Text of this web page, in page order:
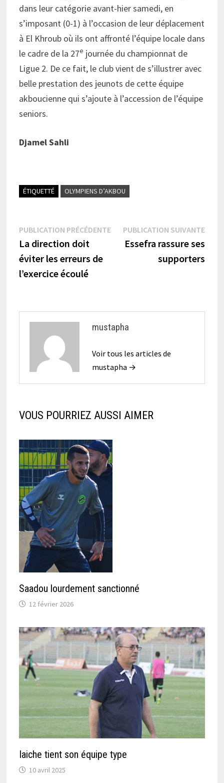
dans leur catégorie avant-hier samedi, en
s’imposant (0-1) à l’occasion de leur déplacement
à El Khroub où ils ont affronté l’équipe locale dans
le cadre de la 27e journée du championnat de
Ligue 2. De ce fait, le club vient de s’illustrer avec
belle prestation des jeunots de cette équipe
akboucienne qui s’ajoute à l’accession de l’équipe
seniors.
Djamel Sahli
ÉTIQUETTÉ OLYMPIENS D’AKBOU
Navigation
de
l’article
PUBLICATION PRÉCÉDENTEPublication
précédente :
La direction doit
éviter les erreurs de
l’exercice écoulé
PUBLICATION SUIVANTE
Essefra rassure ses
supporters
mustapha
Voir tous les articles de
mustapha →
VOUS POURRIEZ AUSSI AIMER
Saadou lourdement sanctionné
12 février 2026
Iaiche tient son équipe type
10 avril 2025